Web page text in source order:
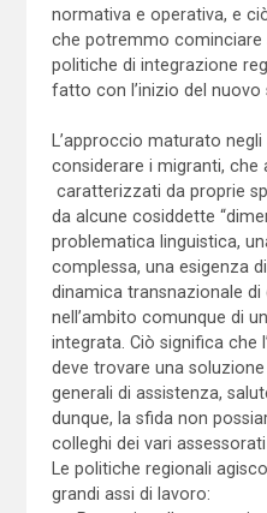
normativa e operativa, e
che potremmo cominciare
politiche di integrazione
fatto con l’inizio del nuovo
L’approccio maturato
considerare i migranti, che
caratterizzati da proprie
da alcune cosiddette
problematica linguistica,
complessa, una esigenza
dinamica transnazionale
nell’ambito comunque di
integrata. Ciò significa che
deve trovare una
generali di assistenza,
dunque, la sfida non
colleghi dei vari
Le politiche regionali
grandi assi di lavoro: